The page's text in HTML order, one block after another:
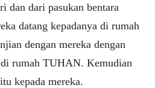
dan dari pasukan bentara
datang kepadanya di rumah
dengan mereka dengan
rumah TUHAN. Kemudian
kepada mereka.